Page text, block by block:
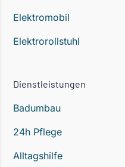
Elektromobil
Elektrorollstuhl
Dienstleistungen
Badumbau
24h Pflege
Alltagshilfe